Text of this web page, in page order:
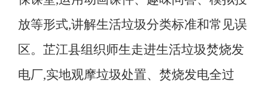
放等形式,讲解生活垃圾分类标准和常见误
区。芷江县组织师生走进生活垃圾焚烧发
电厂,实地观摩垃圾处置、焚烧发电全过